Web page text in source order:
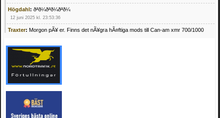
Högdahl: ðªð¼ðªð¼ðªð¼
12 juni 2025 kl. 23:53:36
Traxter: Morgon pÃ¥ er. Finns det nÃ¥gra hÃ¤ftiga mods till Can-am xmr 700/1000
Mrhandsome:SÃ¶ker defekta/trasiga fyrhjulingar. Jag betalar bra och du kan nÃ¥ mig
pÃ¥ 0709955029 eller hv.alexandersson@gmail.com ifall du har en som du vill sÃ¤lja
mvh Hugo
21 februari 2025 kl. 09:25:52
Oscar5:NÃ¥gon som vet vad man kan begÃ¤ra fÃ¶r en Honda TRX 350 FE 2005
4 februari 2025 kl. 19:20:50
Oscar5:44